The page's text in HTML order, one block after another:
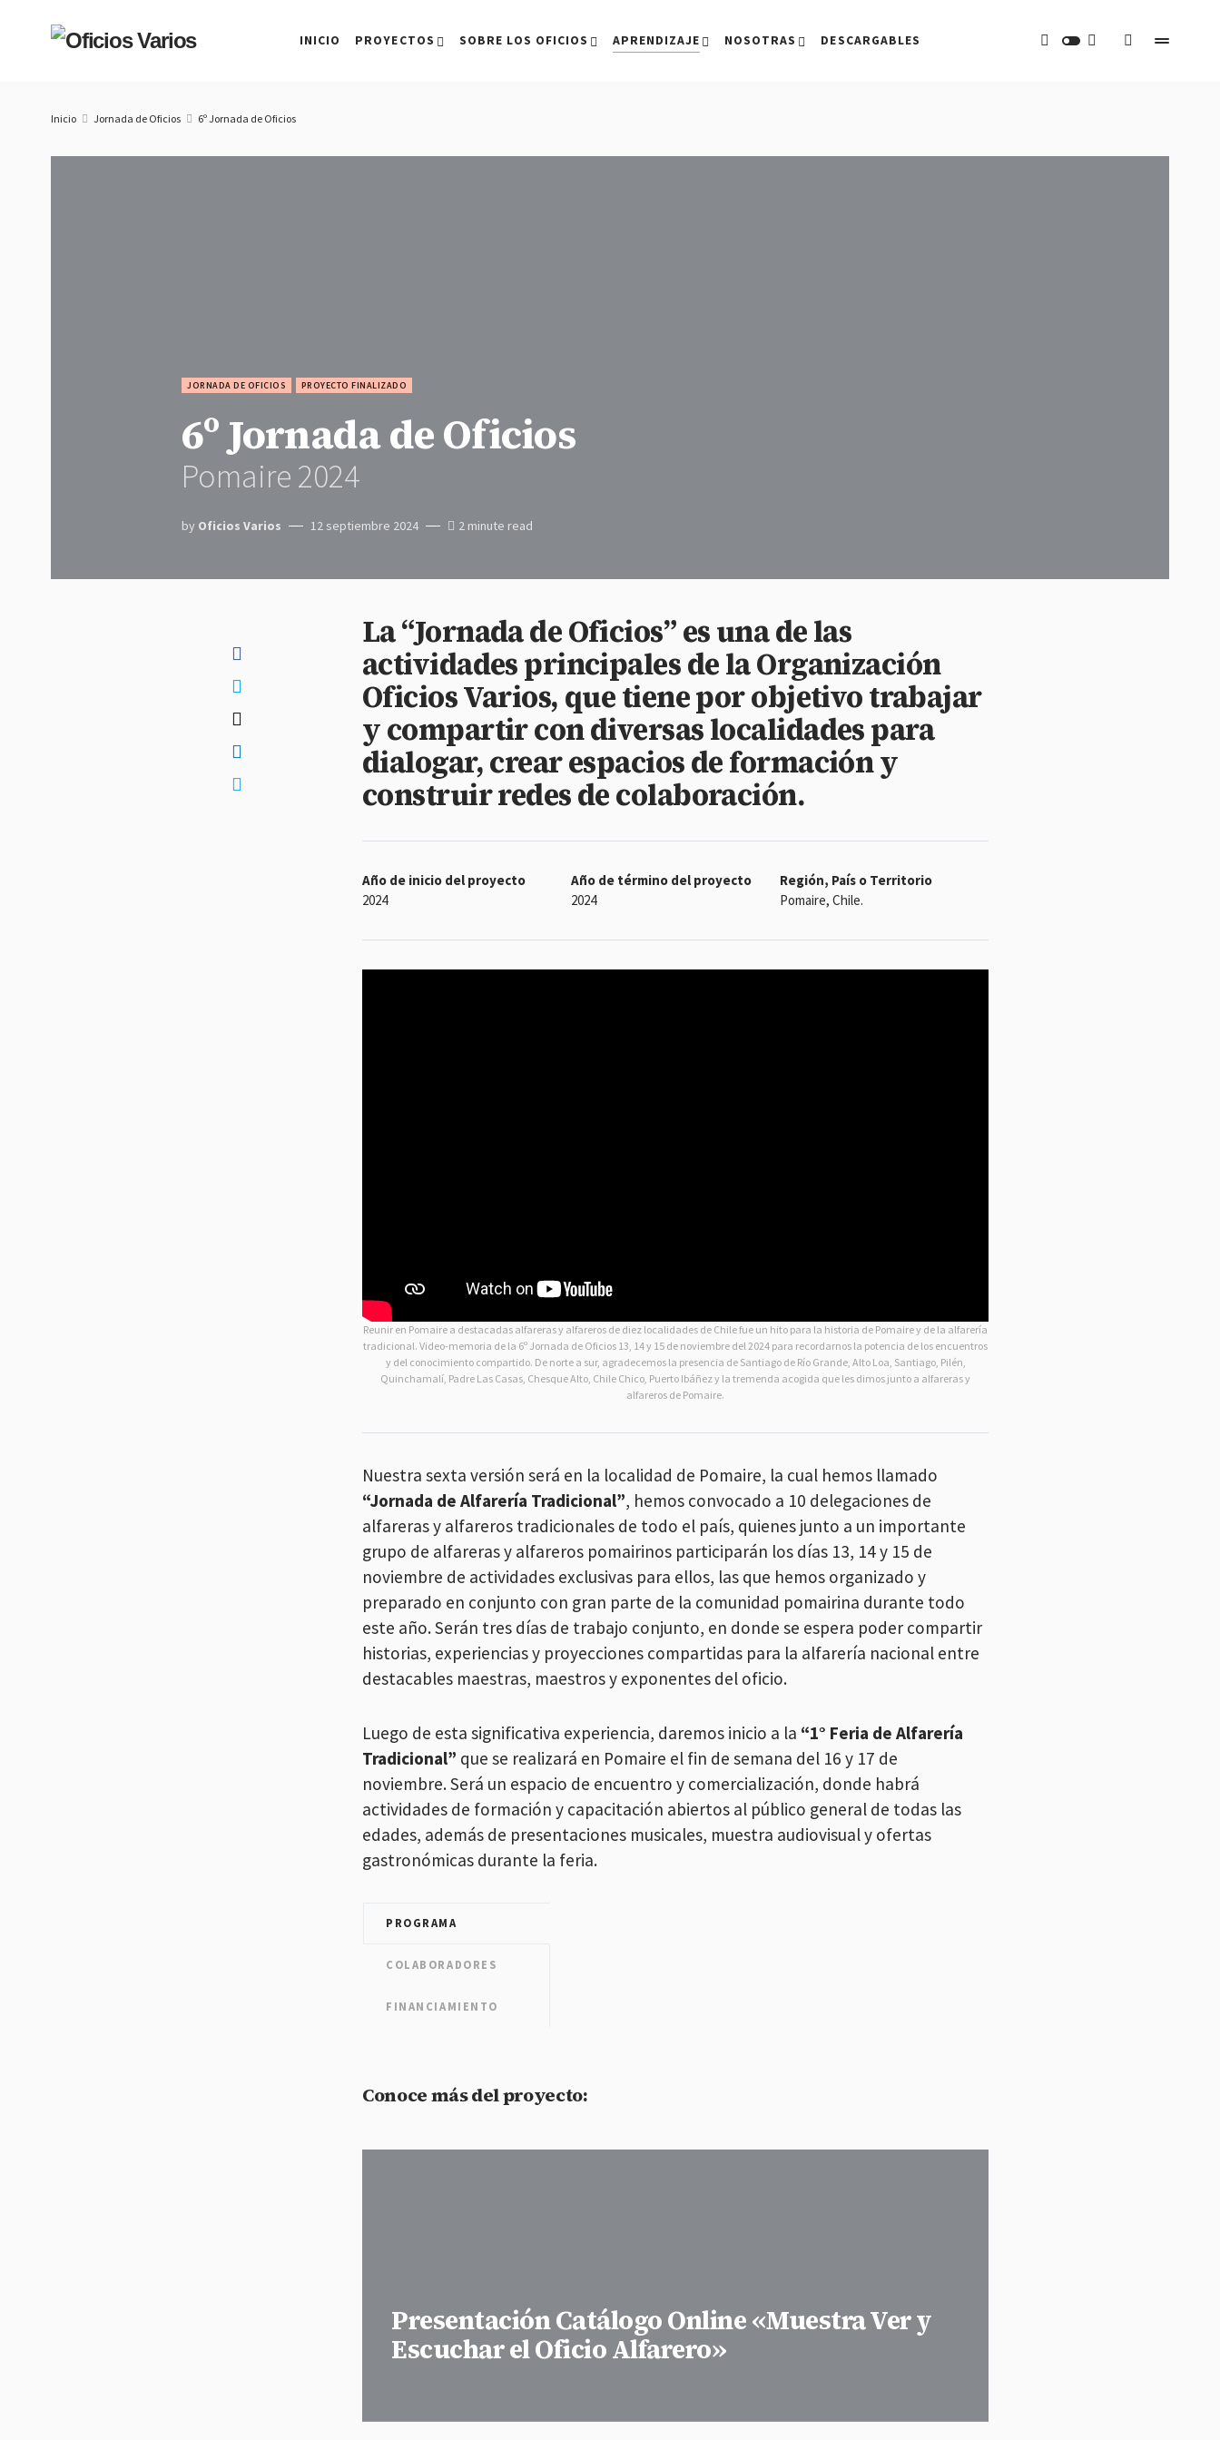
INICIO PROYECTOS SOBRE LOS OFICIOS APRENDIZAJE NOSOTRAS DESCARGABLES
Inicio Jornada de Oficios 6º Jornada de Oficios
JORNADA DE OFICIOS PROYECTO FINALIZADO
6º Jornada de Oficios
Pomaire 2024
by Oficios Varios 12 septiembre 2024 2 minute read
La “Jornada de Oficios” es una de las
actividades principales de la Organización
Oficios Varios, que tiene por objetivo trabajar
y compartir con diversas localidades para
dialogar, crear espacios de formación y
construir redes de colaboración.
Año de inicio del proyecto
2024
Año de término del proyecto
2024
Región, País o Territorio
Pomaire, Chile.
Reunir en Pomaire a destacadas alfareras y alfareros de diez localidades de Chile fue un hito para la historia de Pomaire y de la alfarería
tradicional. Video-memoria de la 6º Jornada de Oficios 13, 14 y 15 de noviembre del 2024 para recordarnos la potencia de los encuentros
y del conocimiento compartido. De norte a sur, agradecemos la presencia de Santiago de Río Grande, Alto Loa, Santiago, Pilén,
Quinchamalí, Padre Las Casas, Chesque Alto, Chile Chico, Puerto Ibáñez y la tremenda acogida que les dimos junto a alfareras y
alfareros de Pomaire.
Nuestra sexta versión será en la localidad de Pomaire, la cual hemos llamado
“Jornada de Alfarería Tradicional”, hemos convocado a 10 delegaciones de
alfareras y alfareros tradicionales de todo el país, quienes junto a un importante
grupo de alfareras y alfareros pomairinos participarán los días 13, 14 y 15 de
noviembre de actividades exclusivas para ellos, las que hemos organizado y
preparado en conjunto con gran parte de la comunidad pomairina durante todo
este año. Serán tres días de trabajo conjunto, en donde se espera poder compartir
historias, experiencias y proyecciones compartidas para la alfarería nacional entre
destacables maestras, maestros y exponentes del oficio.
Luego de esta significativa experiencia, daremos inicio a la “1° Feria de Alfarería
Tradicional” que se realizará en Pomaire el fin de semana del 16 y 17 de
noviembre. Será un espacio de encuentro y comercialización, donde habrá
actividades de formación y capacitación abiertos al público general de todas las
edades, además de presentaciones musicales, muestra audiovisual y ofertas
gastronómicas durante la feria.
PROGRAMA
COLABORADORES
FINANCIAMIENTO
Conoce más del proyecto:
Presentación Catálogo Online «Muestra Ver y
Escuchar el Oficio Alfarero»